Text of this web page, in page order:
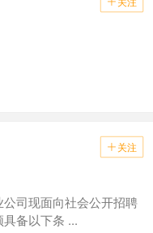
 关注
司现面向社会公开招聘
备以下条 ...